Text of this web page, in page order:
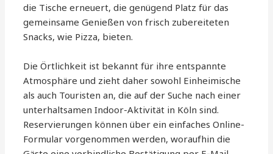
die Tische erneuert, die genügend Platz für das
gemeinsame Genießen von frisch zubereiteten
Snacks, wie Pizza, bieten.
Die Örtlichkeit ist bekannt für ihre entspannte
Atmosphäre und zieht daher sowohl Einheimische
als auch Touristen an, die auf der Suche nach einer
unterhaltsamen Indoor-Aktivität in Köln sind.
Reservierungen können über ein einfaches Online-
Formular vorgenommen werden, woraufhin die